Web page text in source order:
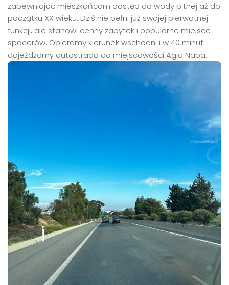
zapewniając mieszkańcom dostęp do wody pitnej aż do
początku XX wieku. Dziś nie pełni już swojej pierwotnej
funkcji, ale stanowi cenny zabytek i popularne miejsce
spacerów. Obieramy kierunek wschodni i w 40 minut
dojeżdżamy autostradą do miejscowości Agia Napa.